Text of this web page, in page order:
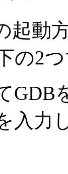
起動
の2
GDB
入力